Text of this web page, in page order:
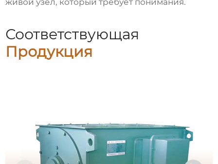
живой узел, который требует понимания.
Соответствующая
Продукция